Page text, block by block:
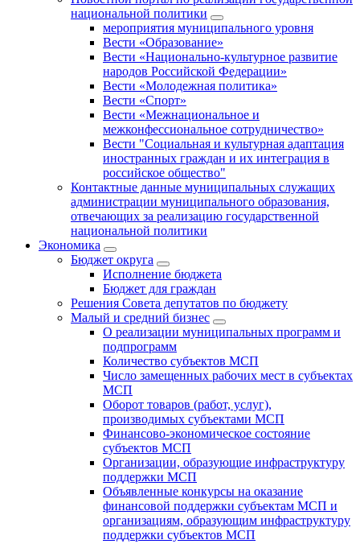
национальной политики
мероприятия муниципального уровня
Вести «Образование»
Вести «Национально-культурное развитие
народов Российской Федерации»
Вести «Молодежная политика»
Вести «Спорт»
Вести «Межнациональное и
межконфессиональное сотрудничество»
Вести "Социальная и культурная адаптация
иностранных граждан и их интеграция в
российское общество"
Контактные данные муниципальных служащих
администрации муниципального образования,
отвечающих за реализацию государственной
национальной политики
Экономика
Бюджет округa
Исполнение бюджета
Бюджет для граждан
Решения Совета депутатов по бюджету
Малый и средний бизнес
О реализации муниципальных программ и
подпрограмм
Количество субъектов МСП
Число замещенных рабочих мест в субъектах
МСП
Оборот товаров (работ, услуг),
производимых субъектами МСП
Финансово-экономическое состояние
субъектов МСП
Организации, образующие инфраструктуру
поддержки МСП
Объявленные конкурсы на оказание
финансовой поддержки субъектам МСП и
организациям, образующим инфраструктуру
поддержки субъектов МСП